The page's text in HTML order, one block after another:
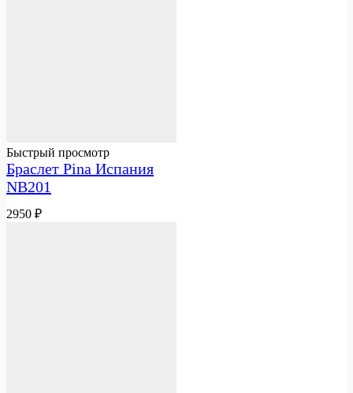
Быстрый просмотр
Браслет Pina Испания
NB201
2950 ₽